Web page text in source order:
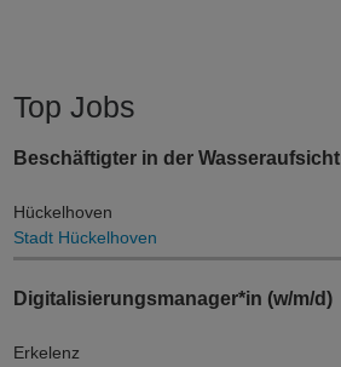
Top Jobs
Beschäftigter in der
Hückelhoven
Stadt Hückelhoven
Digitalisierungsmanager*in (w/m/d)
Erkelenz